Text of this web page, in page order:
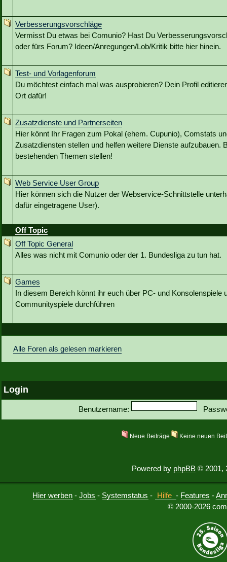
Verbesserungsvorschläge
Vermisst Du etwas bei Comunio? Hast Du
oder fürs Forum? Ideen/Anregungen/Lob/Kritik bitte hier hinein.
Test- und Vorlagenforum
Du möchtest einfach mal was ausprobieren? Dein Profil
Ort dafür!
Zusatzdienste und Partnerseiten
Hier könnt Ihr Fragen zum Pokal (ehem. Cupunio), Comstats
Zusatzdiensten stellen und helfen weitere Dienste aufzubauen.
bestehenden Themen stellen!
Web Service User Group
Hier können sich die Nutzer der Webservice-Schnittstelle
dafür eingetragene User).
Off Topic
Off Topic General
Alles was nicht mit Comunio oder der 1. Bundesliga zu tun hat.
Games
In diesem Bereich könnt ihr euch über PC- und Konsolenspiele
Communityspiele durchführen
Alle Foren als gelesen markieren
Login
Benutzername:
Neue Beiträge Keine neuen
Powered by phpBB © 2001,
Hier werben -Jobs - Systemstatus - Hilfe - Features -
© 2000-2026